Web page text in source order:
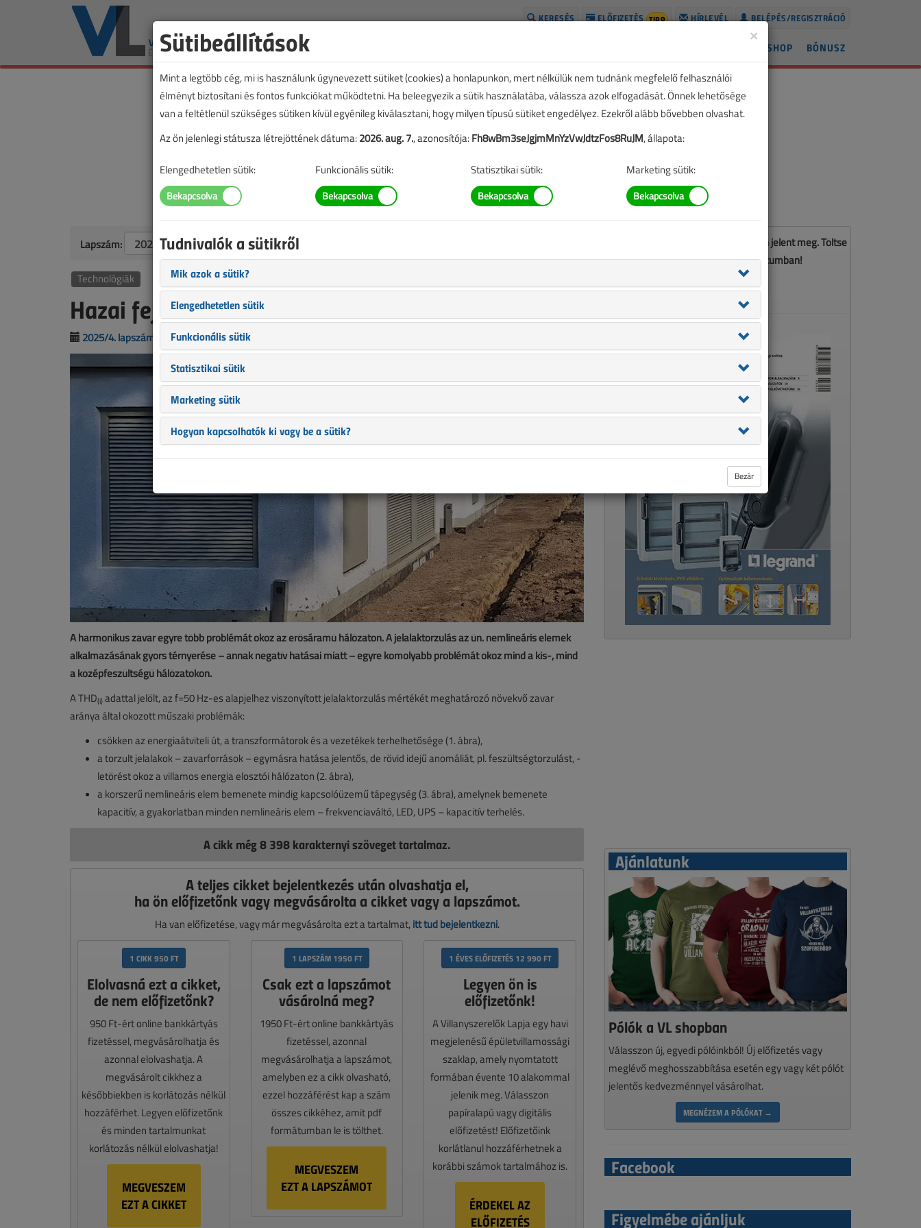
BELÉPÉS/REGISZTRÁCIÓ
HÍRLEVÉL
ELŐFIZETÉS TIPP
KERESÉS
BÓNUSZ
SHOP
Lapszám:
Technológiák
Hazai fejlesztés: a kompenzálóállomás
2025/4. lapszám Túróczi József
A harmonikus zavar egyre több problémát okoz az erősáramú hálózaton. A jelalaktorzulás az ún. nemlineáris elemek
alkalmazásának gyors térnyerése – annak negatív hatásai miatt – egyre komolyabb problémát okoz mind a kis-, mind
a középfeszültségű hálózatokon.
A THD(i) adattal jelölt, az f=50 Hz-es alapjelhez viszonyított jelalaktorzulás mértékét meghatározó növekvő zavar
aránya által okozott műszaki problémák:
csökken az energiaátviteli út, a transzformátorok és a vezetékek terhelhetősége (1. ábra),
a torzult jelalakok – zavarforrások – egymásra hatása jelentős, de rövid idejű anomáliát, pl. feszültségtorzulást, -
letörést okoz a villamos energia elosztói hálózaton (2. ábra),
a korszerű nemlineáris elem bemenete mindig kapcsolóüzemű tápegység (3. ábra), amelynek bemenete
kapacitív, a gyakorlatban minden nemlineáris elem – frekvenciaváltó, LED, UPS – kapacitív terhelés.
A cikk még 8 398 karakternyi szöveget tartalmaz.
A teljes cikket bejelentkezés után olvashatja el,
ha ön előfizetőnk vagy megvásárolta a cikket vagy a lapszámot.
Ha van előfizetése, vagy már megvásárolta ezt a tartalmat, itt tud bejelentkezni.
1 CIKK 950 FT
Elolvasná ezt a cikket,
de nem előfizetőnk?
950 Ft-ért online bankkártyás
fizetéssel, megvásárolhatja és
azonnal elolvashatja. A
megvásárolt cikkhez a
későbbiekben is korlátozás nélkül
hozzáférhet. Legyen előfizetőnk
és minden tartalmunkat
korlátozás nélkül elolvashatja!
MEGVESZEM
EZT A CIKKET
1 LAPSZÁM 1950 FT
Csak ezt a lapszámot
vásárolná meg?
1950 Ft-ért online bankkártyás
fizetéssel, azonnal
megvásárolhatja a lapszámot,
amelyben ez a cikk olvasható,
ezzel hozzáférést kap a szám
összes cikkéhez, amit pdf
formátumban le is tölthet.
MEGVESZEM
EZT A LAPSZÁMOT
1 ÉVES ELŐFIZETÉS 12 990 FT
Legyen ön is
előfizetőnk!
A Villanyszerelők Lapja egy havi
megjelenésű épületvillamossági
szaklap, amely nyomtatott
formában évente 10 alakommal
jelenik meg. Válasszon
papíralapú vagy digitális
előfizetést! Előfizetőink
korlátlanul hozzáférhetnek a
korábbi számok tartalmához is.
ÉRDEKEL AZ
ELŐFIZETÉS
Ez a cikk a VL 2025. áprilisi számában jelent meg. Töltse
le a lapszámot PDF formátumban!
LETÖLTÉS
Ajánlatunk
Pólók a VL shopban
Válasszon új, egyedi pólóinkból! Új előfizetés vagy
meglévő meghosszabbítása esetén egy vagy két pólót
jelentős kedvezménnyel vásárolhat.
MEGNÉZEM A PÓLÓKAT →
Facebook
Figyelmébe ajánljuk
×
Sütibeállítások
Mint a legtöbb cég, mi is használunk úgynevezett sütiket (cookies) a honlapunkon, mert nélkülük nem tudnánk megfelelő felhasználói
élményt biztosítani és fontos funkciókat működtetni. Ha beleegyezik a sütik használatába, válassza azok elfogadását. Önnek lehetősége
van a feltétlenül szükséges sütiken kívül egyénileg kiválasztani, hogy milyen típusú sütiket engedélyez. Ezekről alább bővebben olvashat.
Az ön jelenlegi státusza létrejöttének dátuma:2026. aug. 7., azonosítója:Fh8wBm3seJgjmMnYzVwJdtzFos8RuJM, állapota:
Elengedhetetlen sütik: Funkcionális sütik: Statisztikai sütik: Marketing sütik:
Tudnivalók a sütikről
Mik azok a sütik?
Elengedhetetlen sütik
Funkcionális sütik
Statisztikai sütik
Marketing sütik
Hogyan kapcsolhatók ki vagy be a sütik?
Bezár